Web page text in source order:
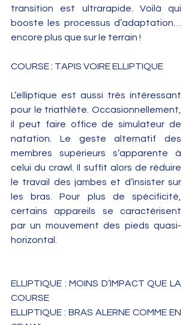
transition est ultrarapide. Voilà qui
booste les processus d’adaptation…
encore plus que sur le terrain !
COURSE : TAPIS VOIRE ELLIPTIQUE
L’elliptique est aussi très intéressant
pour le triathlète. Occasionnellement,
il peut faire office de simulateur de
natation. Le geste alternatif des
membres supérieurs s’apparente à
celui du crawl. Il suffit alors de réduire
le travail des jambes et d’insister sur
les bras. Pour plus de spécificité,
certains appareils se caractérisent
par un mouvement des pieds quasi-
horizontal.
ELLIPTIQUE : MOINS D’IMPACT QUE LA
COURSE
ELLIPTIQUE : BRAS ALERNE COMME EN